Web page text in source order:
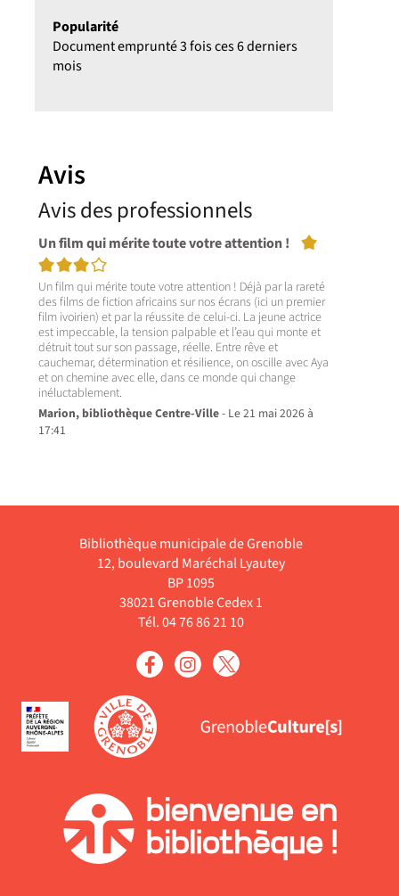
Popularité
Document emprunté 3 fois ces 6 derniers
mois
Avis
Avis des professionnels
Un film qui mérite toute votre attention ! 4/5
Un film qui mérite toute votre attention ! Déjà par la rareté
des films de fiction africains sur nos écrans (ici un premier
film ivoirien) et par la réussite de celui-ci. La jeune actrice
est impeccable, la tension palpable et l’eau qui monte et
détruit tout sur son passage, réelle. Entre rêve et
cauchemar, détermination et résilience, on oscille avec Aya
et on chemine avec elle, dans ce monde qui change
inéluctablement.
Marion, bibliothèque Centre-Ville- Le 21 mai 2026 à
17:41
Bibliothèque municipale de Grenoble
12, boulevard Maréchal Lyautey
BP 1095
38021 Grenoble Cedex 1
Tél. 04 76 86 21 10